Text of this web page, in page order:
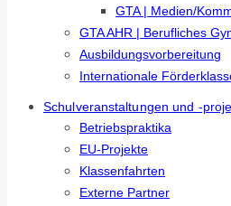
GTA | Medien/
GTA AHR | Berufliches
Ausbildungsvorbereitung
Internationale
Schulveranstaltungen und -
Betriebspraktika
EU-Projekte
Klassenfahrten
Externe Partner